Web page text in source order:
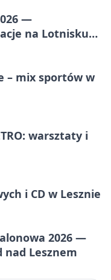
—
na Lotnisku
– mix sportów w
warsztaty i
i CD w Lesznie
2026 —
Lesznem